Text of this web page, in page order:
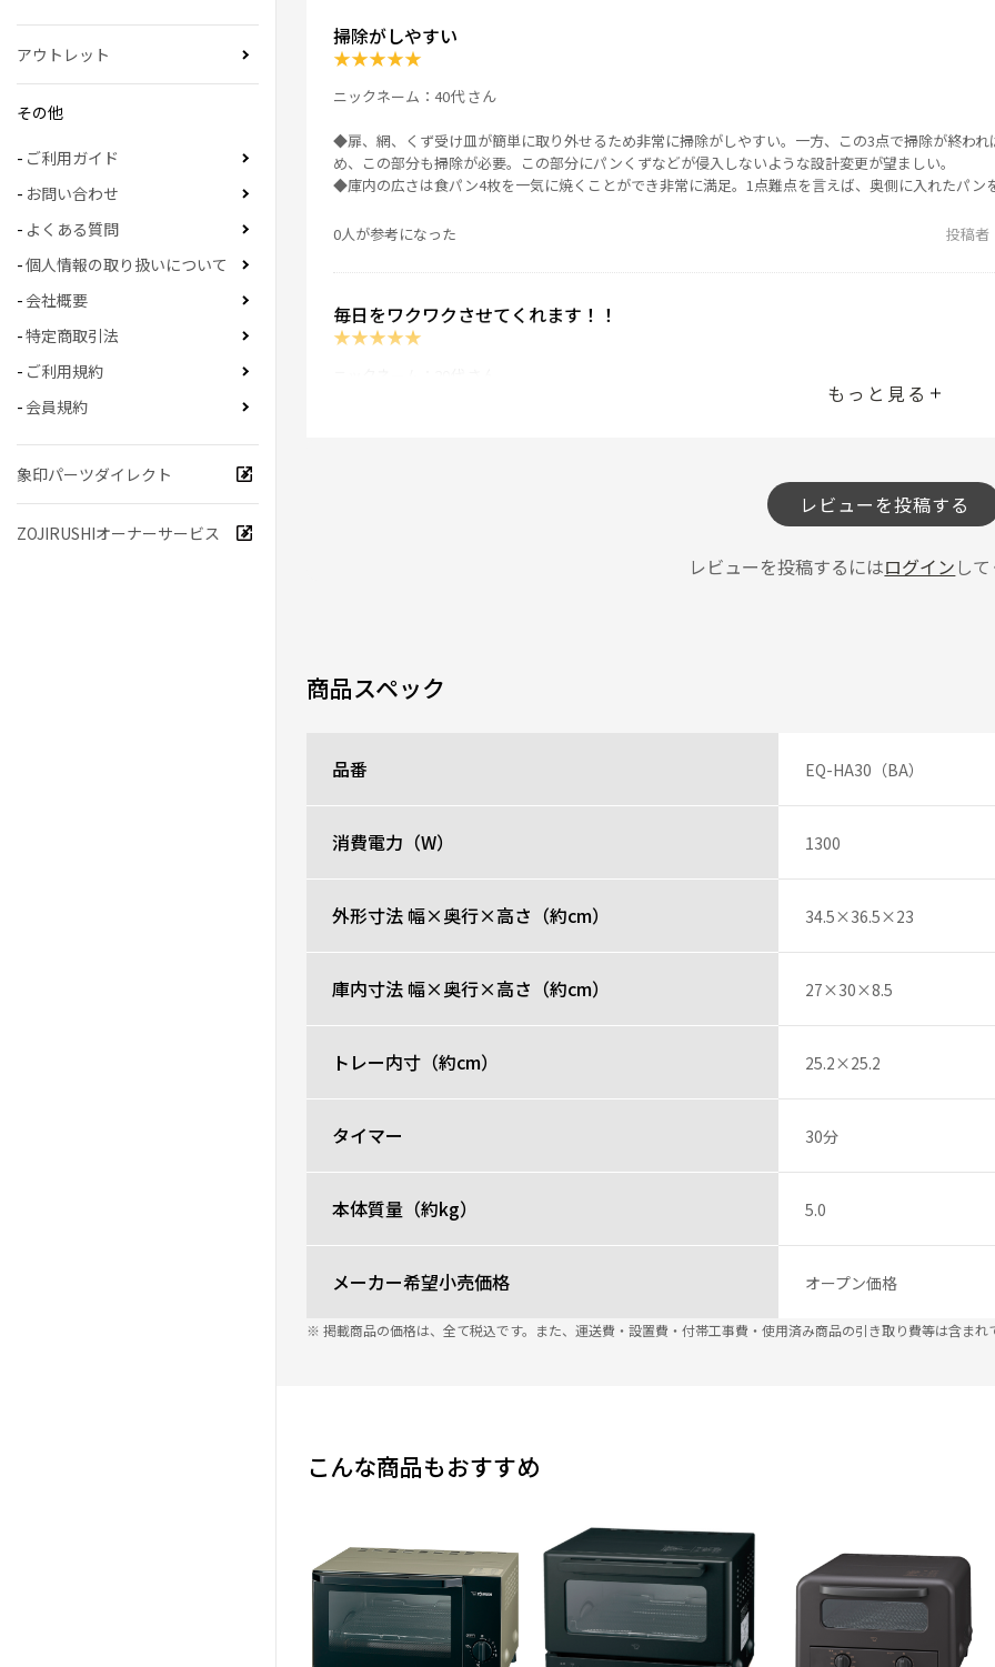
掃除がしやすい
★★★★★
ニックネーム：40代 さん
◆扉、網、くず受け皿が簡単に取り外せるため非常に掃除がしやすい。一方、この3点で掃除が終わ
め、この部分も掃除が必要。この部分にパンくずなどが侵入しないような設計変更が望ましい。
◆庫内の広さは食パン4枚を一気に焼くことができ非常に満足。1点難点を言えば、奥側に入れたパン
0人が参考になった 投稿者
毎日をワクワクさせてくれます！！
★★★★★
投稿者
見た目のかわいさ＆シンプルな機能が決め手です。
0人が参考になった
食べるものは象印、おいしそうなデザイン
★★★☆☆
ニックネーム：香りちゃん さん
トーストに使用しています。
焦げてしまうのを気をつけます。
0人が参考になった 投稿者
もっと見る
レビューを投稿する
レビューを投稿するにはログイン し
商品スペック
品番 EQ-HA30（BA）
消費電力（W） 1300
外形寸法 幅×奥行×高さ（約cm） 34.5×36.5×23
庫内寸法 幅×奥行×高さ（約cm） 27×30×8.5
トレー内寸（約cm） 25.2×25.2
タイマー 30分
本体質量（約kg） 5.0
メーカー希望小売価格 オープン価格
※ 掲載商品の価格は、全て税込です。また、運送費・設置費・付帯工事費・使用済み商品の引き取り費等は含まれ
こんな商品もおすすめ
アウトレット
その他
ご利用ガイド
お問い合わせ
よくある質問
個人情報の取り扱いについて
会社概要
特定商取引法
ご利用規約
会員規約
象印パーツダイレクト
ZOJIRUSHIオーナーサービス